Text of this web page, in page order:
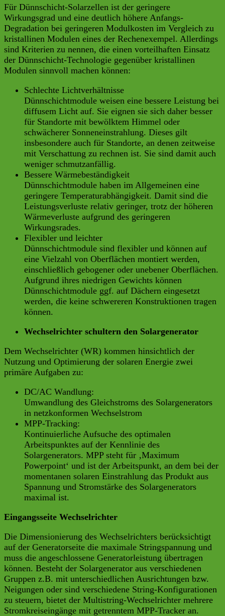
Für Dünnschicht-Solarzellen ist der geringere
Wirkungsgrad und eine deutlich höhere Anfangs-
Degradation bei geringeren Modulkosten im Vergleich zu
kristallinen Modulen eines der Rechenexempel. Allerdings
sind Kriterien zu nennen, die einen vorteilhaften Einsatz
der Dünnschicht-Technologie gegenüber kristallinen
Modulen sinnvoll machen können:
Schlechte Lichtverhältnisse
Dünnschichtmodule weisen eine bessere Leistung bei
diffusem Licht auf. Sie eignen sie sich daher besser
für Standorte mit bewölktem Himmel oder
schwächerer Sonneneinstrahlung. Dieses gilt
insbesondere auch für Standorte, an denen zeitweise
mit Verschattung zu rechnen ist. Sie sind damit auch
weniger schmutzanfällig.
Bessere Wärmebeständigkeit
Dünnschichtmodule haben im Allgemeinen eine
geringere Temperaturabhängigkeit. Damit sind die
Leistungsverluste relativ geringer, trotz der höheren
Wärmeverluste aufgrund des geringeren
Wirkungsrades.
Flexibler und leichter
Dünnschichtmodule sind flexibler und können auf
eine Vielzahl von Oberflächen montiert werden,
einschließlich gebogener oder unebener Oberflächen.
Aufgrund ihres niedrigen Gewichts können
Dünnschichtmodule ggf. auf Dächern eingesetzt
werden, die keine schwereren Konstruktionen tragen
können.
Wechselrichter schultern den Solargenerator
Dem Wechselrichter (WR) kommen hinsichtlich der
Nutzung und Optimierung der solaren Energie zwei
primäre Aufgaben zu:
DC/AC Wandlung:
Umwandlung des Gleichstroms des Solargenerators
in netzkonformen Wechselstrom
MPP-Tracking:
Kontinuierliche Aufsuche des optimalen
Arbeitspunktes auf der Kennlinie des
Solargenerators. MPP steht für ‚Maximum
Powerpoint‘ und ist der Arbeitspunkt, an dem bei der
momentanen solaren Einstrahlung das Produkt aus
Spannung und Stromstärke des Solargenerators
maximal ist.
Eingangsseite Wechselrichter
Die Dimensionierung des Wechselrichters berücksichtigt
auf der Generatorseite die maximale Stringspannung und
muss die angeschlossene Generatorleistung übertragen
können. Besteht der Solargenerator aus verschiedenen
Gruppen z.B. mit unterschiedlichen Ausrichtungen bzw.
Neigungen oder sind verschiedene String-Konfigurationen
zu steuern, bietet der Multistring-Wechselrichter mehrere
Stromkreiseingänge mit getrenntem MPP-Tracker an.